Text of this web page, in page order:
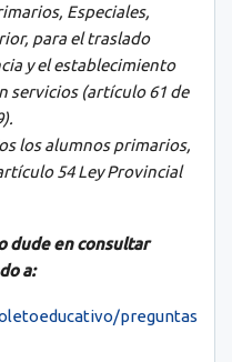
Especiales,
para el traslado
y el establecimiento
servicios (artículo 61 de
los alumnos primarios,
54 Ley Provincial
dude en consultar
a:
preguntas